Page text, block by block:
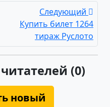
Следующий
Купить билет 1264
тираж Руслото
(0)
новый